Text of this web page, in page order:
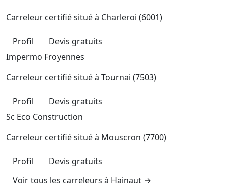
Carreleur certifié situé à Charleroi (6001)
Profil
Devis gratuits
Impermo Froyennes
Carreleur certifié situé à Tournai (7503)
Profil
Devis gratuits
Sc Eco Construction
Carreleur certifié situé à Mouscron (7700)
Profil
Devis gratuits
Voir tous les carreleurs à Hainaut →